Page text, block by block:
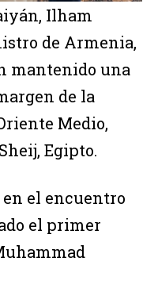
Ilham
de Armenia,
mantenido una
de la
Medio,
Egipto.
el encuentro
el primer